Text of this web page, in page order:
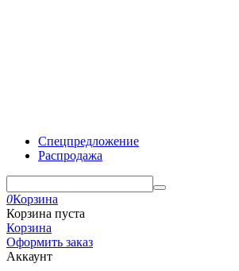
Спецпредложение
Распродажа
0Корзина
Корзина пуста
Корзина
Оформить заказ
Аккаунт